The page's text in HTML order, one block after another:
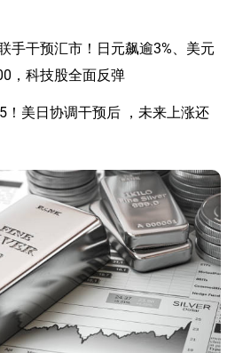
手干预汇市！日元飙逾3%、美元
，科技股全面反弹
！美日协调干预后 ，未来上涨还